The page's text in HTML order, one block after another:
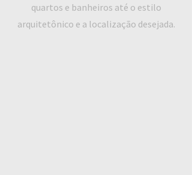
quartos e banheiros até o estilo
arquitetônico e a localização desejada.